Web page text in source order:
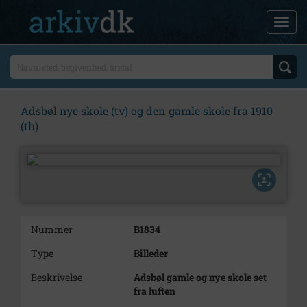
Adsbøl nye skole (tv) og den gamle skole fra 1910
(th)
Nummer
B1834
Type
Billeder
Beskrivelse
Adsbøl gamle og nye skole set
fra luften